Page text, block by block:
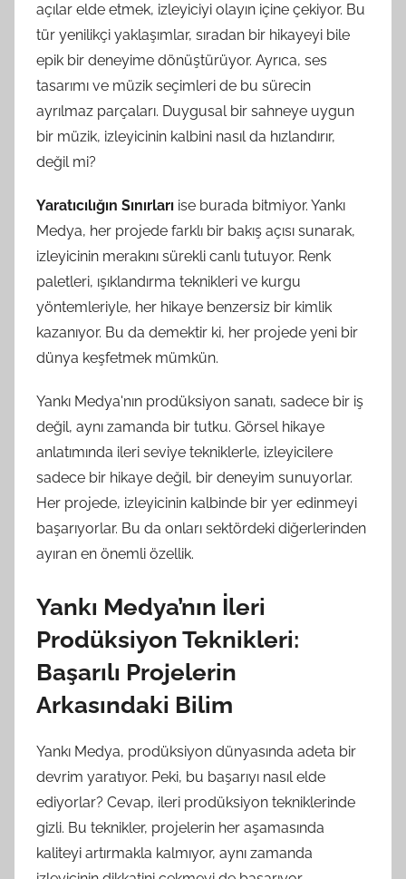
açılar elde etmek, izleyiciyi olayın içine çekiyor. Bu
tür yenilikçi yaklaşımlar, sıradan bir hikayeyi bile
epik bir deneyime dönüştürüyor. Ayrıca, ses
tasarımı ve müzik seçimleri de bu sürecin
ayrılmaz parçaları. Duygusal bir sahneye uygun
bir müzik, izleyicinin kalbini nasıl da hızlandırır,
değil mi?
Yaratıcılığın Sınırları ise burada bitmiyor. Yankı
Medya, her projede farklı bir bakış açısı sunarak,
izleyicinin merakını sürekli canlı tutuyor. Renk
paletleri, ışıklandırma teknikleri ve kurgu
yöntemleriyle, her hikaye benzersiz bir kimlik
kazanıyor. Bu da demektir ki, her projede yeni bir
dünya keşfetmek mümkün.
Yankı Medya'nın prodüksiyon sanatı, sadece bir iş
değil, aynı zamanda bir tutku. Görsel hikaye
anlatımında ileri seviye tekniklerle, izleyicilere
sadece bir hikaye değil, bir deneyim sunuyorlar.
Her projede, izleyicinin kalbinde bir yer edinmeyi
başarıyorlar. Bu da onları sektördeki diğerlerinden
ayıran en önemli özellik.
Yankı Medya’nın İleri
Prodüksiyon Teknikleri:
Başarılı Projelerin
Arkasındaki Bilim
Yankı Medya, prodüksiyon dünyasında adeta bir
devrim yaratıyor. Peki, bu başarıyı nasıl elde
ediyorlar? Cevap, ileri prodüksiyon tekniklerinde
gizli. Bu teknikler, projelerin her aşamasında
kaliteyi artırmakla kalmıyor, aynı zamanda